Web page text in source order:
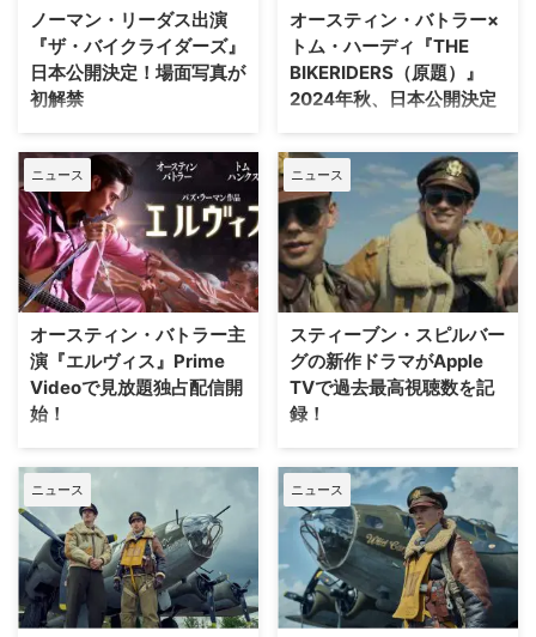
映画『ザ・バイクライダーズ』が
11月29日（金）より公開する。
それに先駆けて、11月12日（火）
に行われる日本最速試写会に海外
ーズ』あらすじ …
ノム』シリーズで知られるトム・
ハーディら、ハリウッドの豪華ス
ター陣が初共演を果たし、『テイ
ク・シェルター』(11)、『ラビン
グ 愛という名前のふたり』(16)の
ジェフ・ニコルズが監督・脚本を
務めた『ザ・バイクライダーズ』
が11月29日（金）より公開。 こ
の度、本作が初共演となるオース
ティン・バトラーとトム・ …
ノーマン・リーダス出演
『ザ・バイクライダーズ』
日本公開決定！場面写真が
初解禁
『エルヴィス』（22）、『デュ
ーン 砂の惑星 PART2』（24）な
どのオースティン・バトラーと、
『最後の決闘裁判』（21）のジョ
ディ・カマー、そして『マッドマ
ックス 怒りのデスロード』
（15）、『ヴェノム』シリーズで
知られるトム・ハーディら、ハリ
ウッドの豪華スター陣が初共演を
果たし、『テイク・シェルター』
（11）、『ラビング 愛という名
前のふたり』（16）のジェフ・ニ
コルズが監督・脚本を務めた
邦題が『ザ・バイクライダーズ』
として、11月29日（金）に日本
公開され …
オースティン・バトラー×
トム・ハーディ『THE
BIKERIDERS（原題）』
2024年秋、日本公開決定
『マッドマックス 怒りのデスロ
ード』『ヴェノム』で知られるト
ム・ハーディと『エルヴィス』
『デューン 砂の惑星 PART2』な
どのオースティン・バトラーが初
共演する『THE BIKERIDERS（原
題）』の日本公開が決定し、シー
ン画像が解禁となった。 『THE
BIKERIDERS』とは？ 1960年代
アメリカ・シカゴに実在した、伝
説的モーターサイクルクラブのイ
ンスパイアムービー。 1965年。
不良とは無縁の生活を送っていた
リング・イヴ／Killing Eve』）
が、出会いから …
ニュース
オースティン・バトラー主
演『エルヴィス』Prime
Videoで見放題独占配信開
始！
2022年に公開され、作品賞、主
演男優賞ほか、第95回アカデミ
ー賞全8部門にノミネートされ、
第80回ゴールデングローブ最優
秀主演男優賞（ドラマ）を受賞し
た映画『エルヴィス』が、本日2
月26日（月）よりPrime Videoで
見放題独占配信開始！ 『エルヴ
ニュース
スティーブン・スピルバー
グの新作ドラマがApple
TVで過去最高視聴数を記
録！
名匠スティーブン・スピルバーグ
＆名優トム・ハンクスが再タッグ
を組んだ戦争ドラマ『マスター
ズ・オブ・ザ・エアー』が、
Apple TVで過去最高視聴数を記
録したことが明らかとなった。
Apple TV全体の視聴者数もアッ
プ！ 『マスターズ・オブ・ザ・
ニュース ニュース